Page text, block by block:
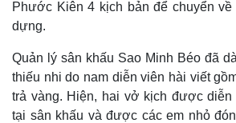
Thế giới
Quan sát
Cuộc sống đó đây
Video
Ảnh
E-
Phước Kiên 4 kịch bản để chuyển
dựng.
Quản lý sân khấu Sao Minh Béo đã
thiếu nhi do nam diễn viên hài viết
trả vàng. Hiện, hai vở kịch được diễn
tại sân khấu và được các em nhỏ